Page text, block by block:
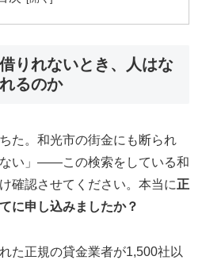
りれないとき、人はな
るのか
た。和光市の街金にも断られ
い」——この検索をしている和
確認させてください。本当に正
に申し込みましたか？
た正規の貸金業者が1,500社以